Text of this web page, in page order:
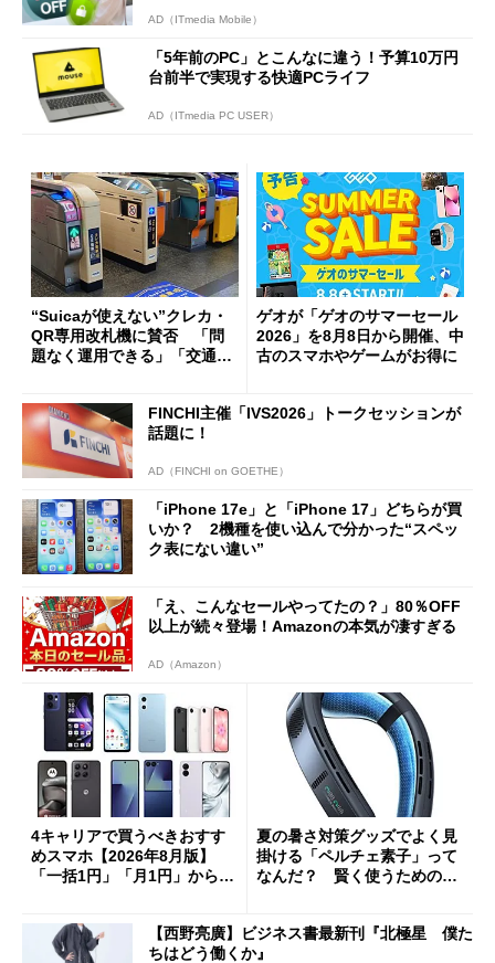
AD（ITmedia Mobile）
「5年前のPC」とこんなに違う！予算10万円
台前半で実現する快適PCライフ
AD（ITmedia PC USER）
“Suicaが使えない”クレカ・
QR専用改札機に賛否 「問
題なく運用できる」「交通系I
ゲオが「ゲオのサマーセール
2026」を8月8日から開催、中
古のスマホやゲームがお得に
FINCHI主催「IVS2026」トークセッションが
話題に！
AD（FINCHI on GOETHE）
「iPhone 17e」と「iPhone 17」どちらが買
いか？ 2機種を使い込んで分かった“スペッ
ク表にない違い”
「え、こんなセールやってたの？」80％OFF
以上が続々登場！Amazonの本気が凄すぎる
AD（Amazon）
4キャリアで買うべきおすす
めスマホ【2026年8月版】
「一括1円」「月1円」からお
夏の暑さ対策グッズでよく見
掛ける「ペルチェ素子」って
なんだ？ 賢く使うための注
【西野亮廣】ビジネス書最新刊『北極星 僕た
ちはどう働くか』